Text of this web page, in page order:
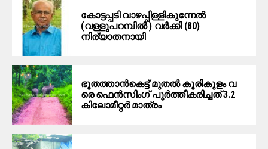
കോട്ടപ്പടി വാഴപ്പിള്ളികുന്നേൽ
(വള്ളുപറമ്പിൽ ) വർക്കി (80)
നിര്യാതനായി
ഭൂ​ത​ത്താ​ൻ​കെ​ട്ട് മു​ത​ൽ കൂ​രി​കു​ളം വ​
രെ ഫെ​ൻ​സിം​ഗ് പൂ​ർ​ത്തീ​ക​രി​ച്ച​ത് 3.2
കി​ലോ​മീ​റ്റ​ർ മാ​ത്രം